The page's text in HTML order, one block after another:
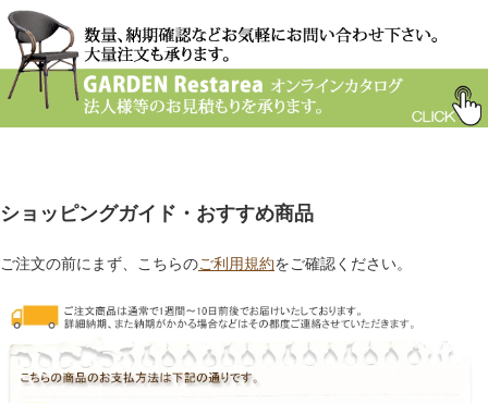
ショッピングガイド・おすすめ商品
ご注文の前にまず、こちらのご利用規約をご確認ください。